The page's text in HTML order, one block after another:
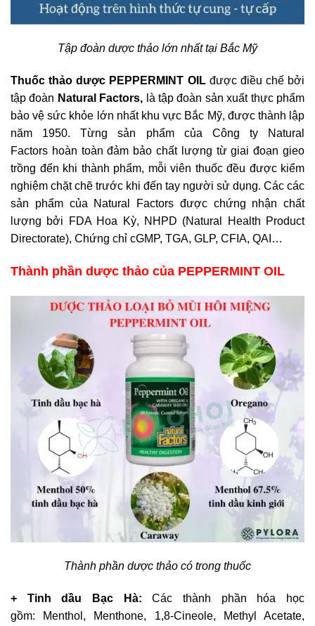
Tập đoàn dược thảo lớn nhất tại Bắc Mỹ
Thuốc thảo dược PEPPERMINT OILđược điều chế bởi
tập đoàn Natural Factors, là tập đoàn sản xuất thực phẩm
bảo vệ sức khỏe lớn nhất khu vực Bắc Mỹ, được thành lập
năm 1950. Từng sản phẩm của Công ty Natural
Factors hoàn toàn đảm bảo chất lượng từ giai đoạn gieo
trồng đến khi thành phẩm, mỗi viên thuốc đều được kiểm
nghiệm chặt chẽ trước khi đến tay người sử dụng. Các các
sản phẩm của Natural Factors được chứng nhận chất
lượng bởi FDA Hoa Kỳ, NHPD (Natural Health Product
Directorate), Chứng chỉ cGMP, TGA, GLP, CFIA, QAI…
Thành phần dược thảo của PEPPERMINT OIL
Thành phần dược thảo có trong thuốc
+ Tinh dầu Bạc Hà: Các thành phần hóa học
gồm: Menthol, Menthone, 1,8-Cineole, Methyl Acetate,